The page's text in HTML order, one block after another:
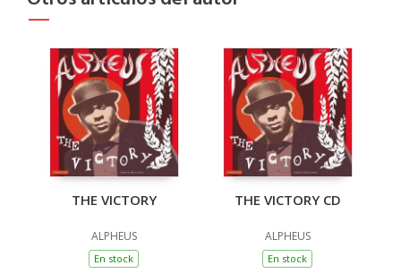
THE VICTORY
ALPHEUS
En stock
THE VICTORY CD
ALPHEUS
En stock